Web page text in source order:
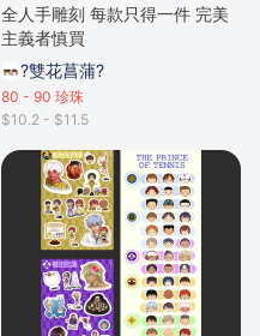
全人手雕刻 每款只得一件 完美
主義者慎買
?雙花菖蒲?
80 - 90 珍珠
$10.2 - $11.5